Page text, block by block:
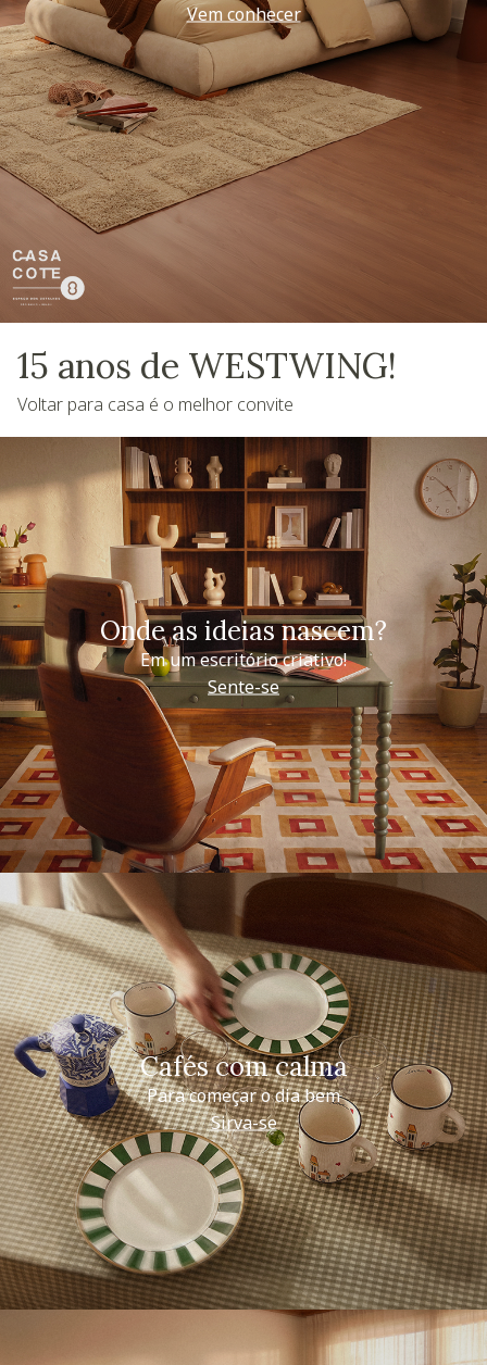
Vem conhecer
15 anos de WESTWING!
Voltar para casa é o melhor convite
Onde as ideias nascem?
Em um escritório criativo!
Sente-se
Cafés com calma
Para começar o dia bem
Sirva-se